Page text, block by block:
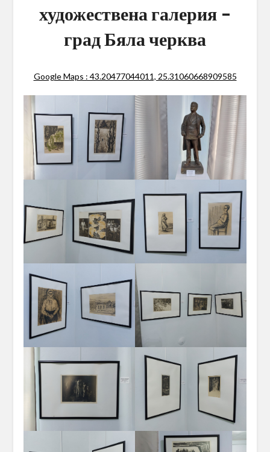
художествена галерия –
град Бяла черква
Google Maps : 43.20477044011, 25.31060668909585